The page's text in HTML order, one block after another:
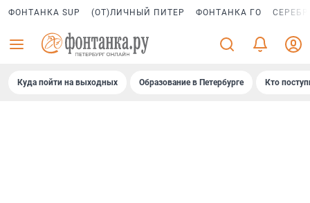
ФОНТАНКА SUP (ОТ)ЛИЧНЫЙ ПИТЕР ФОНТАНКА ГО
Куда пойти на выходных Образование в Петербурге Кто